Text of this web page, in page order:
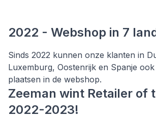
2022 - Webshop in 7
Sinds 2022 kunnen onze klanten in
Luxemburg, Oostenrijk en Spanje
plaatsen in de webshop.
Zeeman wint Retailer of
2022-2023!